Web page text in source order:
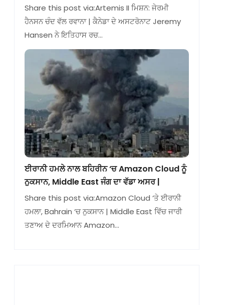
Share this post via:Artemis II ਮਿਸ਼ਨ: ਜੇਰਮੀ
ਹੈਨਸਨ ਚੰਦ ਵੱਲ ਰਵਾਨਾ | ਕੈਨੇਡਾ ਦੇ ਅਸਟਰੋਨਾਟ Jeremy
Hansen ਨੇ ਇਤਿਹਾਸ ਰਚ…
ਈਰਾਨੀ ਹਮਲੇ ਨਾਲ ਬਹਿਰੀਨ ‘ਚ Amazon Cloud ਨੂੰ
ਨੁਕਸਾਨ, Middle East ਜੰਗ ਦਾ ਵੱਡਾ ਅਸਰ |
Share this post via:Amazon Cloud ‘ਤੇ ਈਰਾਨੀ
ਹਮਲਾ, Bahrain ‘ਚ ਨੁਕਸਾਨ | Middle East ਵਿੱਚ ਜਾਰੀ
ਤਣਾਅ ਦੇ ਦਰਮਿਆਨ Amazon…